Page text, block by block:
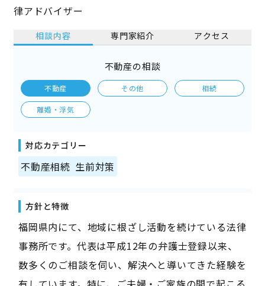
律アドバイザー
相談内容 専門家紹介 アクセス
不動産の相談
不動産 その他 相続
離婚・浮気
対応カテゴリー
不動産相続 生前対策
方針と特徴
福岡県内にて、地域に根ざし活動を続けている法律
事務所です。代表は平成12年の弁護士登録以来、
数多くのご相談を伺い、解決へと導いてきた経験を